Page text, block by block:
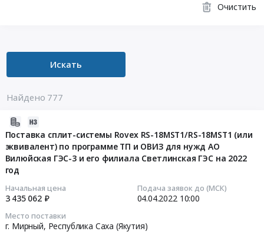
Очистить
Искать
Найдено 777
Поставка сплит-системы Rovex RS-18MST1/RS-18MST1 (или
эквивалент) по программе ТП и ОВИЗ для нужд АО
Вилюйская ГЭС-3 и его филиала Светлинская ГЭС на 2022
год
Начальная цена
3 435 062 ₽
Подача заявок до (МСК)
04.04.2022 10:00
Место поставки
г. Мирный, Республика Саха (Якутия)